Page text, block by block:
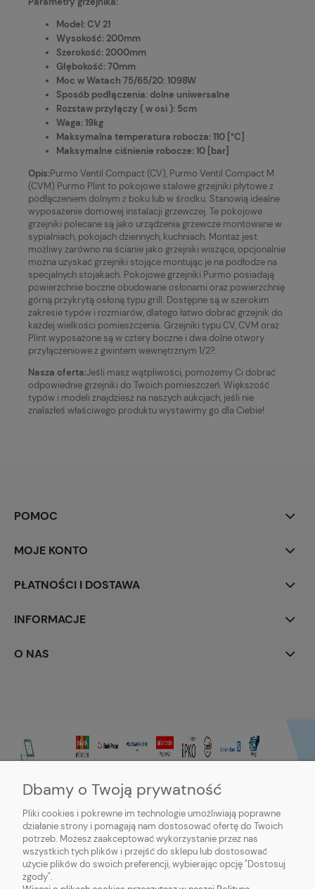
Model: CV 21
Wysokość: 200mm
Szerokość: 2000mm
Głębokość: 70mm
Moc w Watach 75/65/20: 1098W
Sposób podłączenia: dolne uniwersalne
Rozstaw przyłączy ( w osi ): 5cm
Waga: 19kg
Maksymalna temperatura robocza: 110 [°C]
Maksymalne ciśnienie robocze: 10 [bar]
Opis:Purmo Ventil Compact (CV), Purmo Ventil Compact M
(CVM) Purmo Plint to pokojowe stalowe grzejniki płytowe z
podłączeniem dolnym z boku lub w środku. Stanowią idealne
wyposażenie domowej instalacji grzewczej. Te pokojowe
grzejniki polecane są jako urządzenia grzewcze montowane w
sypialniach, pokojach dziennych, kuchniach. Montaż jest
możliwy zarówno na ścianie jako grzejniki wiszące, opcjonalnie
można uzyskać grzejniki stojące montując je na podłodze na
specjalnych stojakach. Pokojowe grzejniki Purmo posiadają
powierzchnie boczne obudowane osłonami oraz powierzchnię
górną przykrytą osłoną typu grill. Dostępne są w szerokim
zakresie typów i rozmiarów, dlatego łatwo dobrać grzejnik do
każdej wielkości pomieszczenia. Grzejniki typu CV, CVM oraz
Plint wyposażone są w cztery boczne i dwa dolne otwory
przyłączeniowe z gwintem wewnętrznym 1/2?.
Nasza oferta:Jeśli masz wątpliwości, pomożemy Ci dobrać
odpowiednie grzejniki do Twoich pomieszczeń. Większość
typów i modeli znajdziesz na naszych aukcjach, jeśli nie
znalazłeś właściwego produktu wystawimy go dla Ciebie!
POMOC
MOJE KONTO
PŁATNOŚCI I DOSTAWA
INFORMACJE
O NAS
Sklep internetowy Purmo-online | ul. Dworcowa 20c, 89-600 Chojnice |
Dbamy o Twoją prywatność
Pliki cookies i pokrewne im technologie umożliwiają poprawne
działanie strony i pomagają nam dostosować ofertę do Twoich
potrzeb. Możesz zaakceptować wykorzystanie przez nas
wszystkich tych plików i przejść do sklepu lub dostosować
użycie plików do swoich preferencji, wybierając opcję "Dostosuj
zgody".